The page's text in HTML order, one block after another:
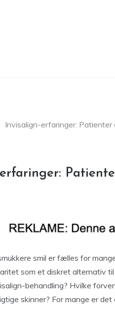
Invisalign-erfaringer: Patienter
smil er fælles for
som et diskret alternativ
behandling? Hvilke
skinner? For mange er